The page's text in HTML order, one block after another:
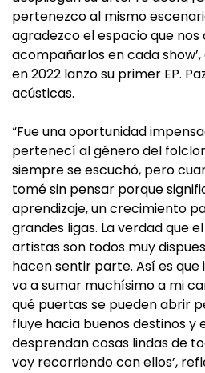
pertenezco al mismo
agradezco el espacio que nos
acompañarlos en cada
en 2022 lanzo su primer EP.
acústicas.
“Fue una oportunidad
pertenecí al género del
siempre se escuchó, pero
tomé sin pensar porque
aprendizaje, un crecimiento
grandes ligas. La verdad que
artistas son todos muy
hacen sentir parte. Así es
va a sumar muchísimo a mi
qué puertas se pueden abrir
fluye hacia buenos destinos y
desprendan cosas lindas de
voy recorriendo con ellos’,